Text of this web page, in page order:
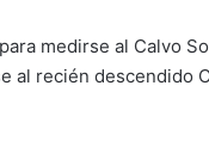
medirse al Calvo
al recién descendido